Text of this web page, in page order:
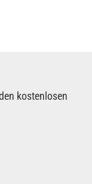
kostenlosen